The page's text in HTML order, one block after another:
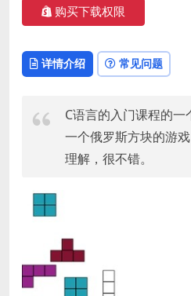
购买下载权限
详情介绍 常见问题
C语言的入门课程的
一个俄罗斯方块的游
理解，很不错。